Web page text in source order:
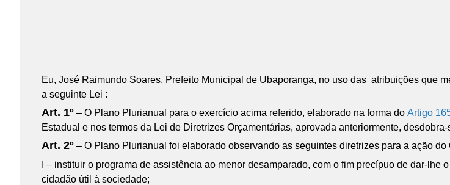
Eu, José Raimundo Soares, Prefeito Municipal de Ubaporanga, no uso das atribuições que
a seguinte Lei :
Art. 1º – O Plano Plurianual para o exercício acima referido, elaborado na forma doArtigo
Estadual e nos termos da Lei de Diretrizes Orçamentárias, aprovada anteriormente,
Art. 2º – O Plano Plurianual foi elaborado observando as seguintes diretrizes para a ação do
I – instituir o programa de assistência ao menor desamparado, com o fim precípuo de dar-
cidadão útil à sociedade;